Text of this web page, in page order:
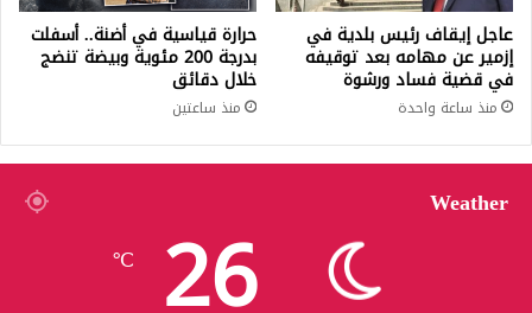
عاجل إيقاف رئيس بلدية في
إزمير عن مهامه بعد توقيفه
في قضية فساد ورشوة
منذ ساعة واحدة
حرارة قياسية في أضنة.. أسفلت
بدرجة 200 مئوية وبيضة تنضج
خلال دقائق
منذ ساعتين
Weather
26
℃